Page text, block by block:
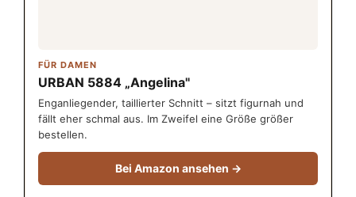
FÜR DAMEN
URBAN 5884 „Angelina"
Enganliegender, taillierter Schnitt – sitzt figurnah und
fällt eher schmal aus. Im Zweifel eine Größe größer
bestellen.
Bei Amazon ansehen →